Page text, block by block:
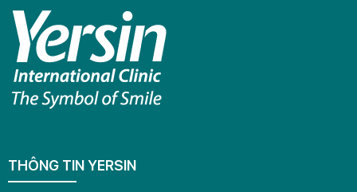
THÔNG TIN YERSIN